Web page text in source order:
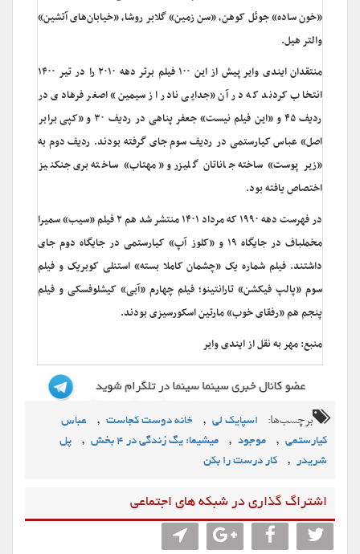
«خون ساده» جوئل کوهن، «سن زمین» گلابر روشا، «خیابان‌های آتشین»
والتر هیل.
منتقدان ایندی وایر پیش از این ۱۰۰ فیلم برتر دهه ۲۰۱۰ را در تیر ۱۴۰۰
انتخاب کردند که در آن «جدایی نادر از سیمین» اصغر فرهادی در
ردیف ۴۵ و «این فیلم نیست» جعفر پناهی در ردیف ۳۰ و «کپی برابر
اصل» عباس کیارستمی در ردیف سوم جای گرفته بودند. ردیف دوم به
«زیر پوست» ساخته جاناتان گلیزر و «مهتاب» ساخته بری جنکنیز
اختصاص یافته بود.
در فهرست دهه ۱۹۹۰ که مرداد ۱۴۰۱ منتشر شد هم ۲ فیلم «سیب» سمیرا
مخملباف در جایگاه ۱۹ و «کلوز آپ» کیارستمی در جایگاه دوم جای
داشتند. فیلم شماره یک «چشمان کاملا بسته» استنلی کوبریک و فیلم
سوم «پالپ فیکشن» تارانتینو؛ فیلم چهارم «آبی» کیشلوفسکی و فیلم
پنجم هم «رفقای خوب» مارتین اسکورسیزی بودند.
منبع: مهر به نقل از ایندی وایر
برچسب‌ها: اسپایک لی , خانه دوست کجاست ,
عباس
کیارستمی , موجود , میشیما: یگ زندگی در ۴ بخش ,
پل
شریدر , کار درست را بکن
اشتراگ گذاری در شبکه های اجتماعی